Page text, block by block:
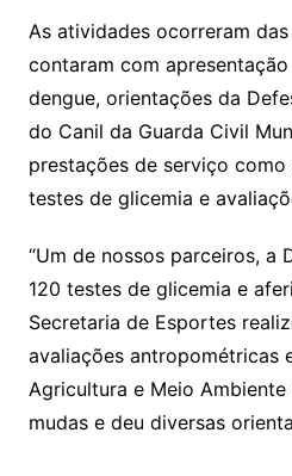
As atividades ocorreram
contaram com
dengue, orientações da
do Canil da Guarda Civil
prestações de serviço
testes de glicemia e
“Um de nossos parceiros, a
120 testes de glicemia e
Secretaria de Esportes
avaliações antropométricas
Agricultura e Meio
mudas e deu diversas